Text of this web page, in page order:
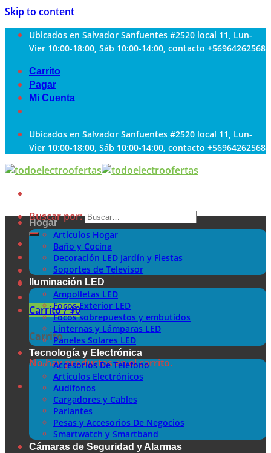
Skip to content
Ubicados en Salvador Sanfuentes #2520 local 11, Lun-
Vier 10:00-18:00, Sáb 10:00-14:00, contacto +56964262568
Carrito
Pagar
Mi Cuenta
Ubicados en Salvador Sanfuentes #2520 local 11, Lun-
Vier 10:00-18:00, Sáb 10:00-14:00, contacto +56964262568
Buscar por:
Carrito /$0
Carrito
No hay productos en el carrito.
Hogar
Articulos Hogar
Baño y Cocina
Decoración LED Jardín y Fiestas
Soportes de Televisor
Iluminación LED
Ampolletas LED
Focos Exterior LED
Focos sobrepuestos y embutidos
Linternas y Lámparas LED
Paneles Solares LED
Tecnología y Electrónica
Accesorios De Teléfono
Artículos Electrónicos
Audífonos
Cargadores y Cables
Parlantes
Pesas y Accesorios De Negocios
Smartwatch y Smartband
Cámaras de Seguridad y Alarmas